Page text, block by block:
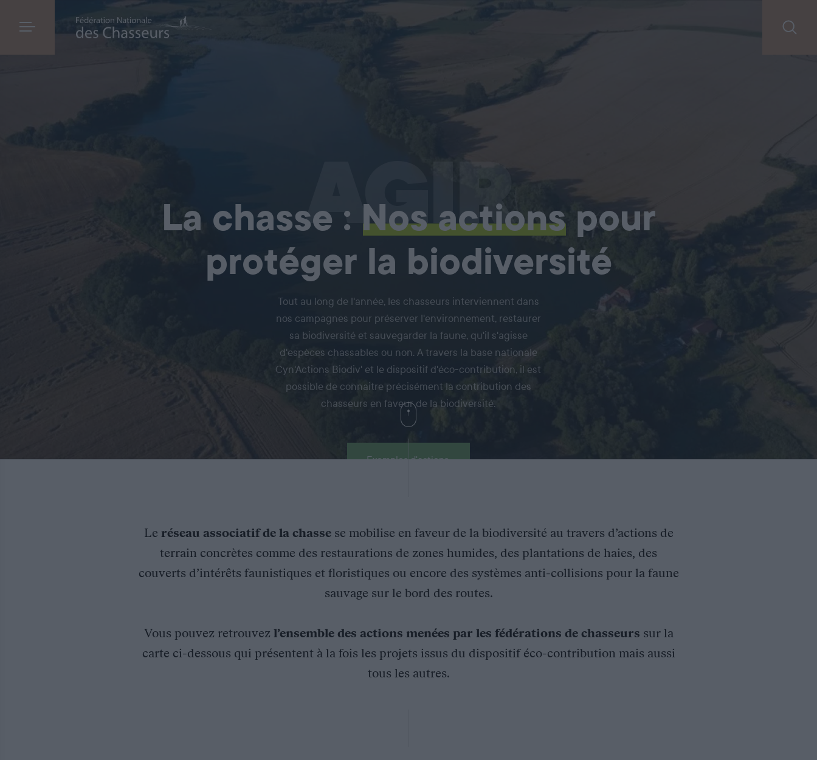
AGIR
La chasse : Nos actionspour
protéger la biodiversité
Tout au long de l'année, les chasseurs interviennent dans
nos campagnes pour préserver l'environnement, restaurer
sa biodiversité et sauvegarder la faune, qu'il s'agisse
d'espèces chassables ou non. A travers la base nationale
Cyn'Actions Biodiv' et le dispositif d'éco-contribution, il est
possible de connaitre précisément la contribution des
chasseurs en faveur de la biodiversité.
Exemples d'actions
Le réseau associatif de la chassese mobilise en faveur de la biodiversité au travers d’actions de
terrain concrètes comme des restaurations de zones humides, des plantations de haies, des
couverts d’intérêts faunistiques et floristiques ou encore des systèmes anti-collisions pour la faune
sauvage sur le bord des routes.
Vous pouvez retrouvez l’ensemble des actions menées par les fédérations de chasseurs sur la
carte ci-dessous qui présentent à la fois les projets issus du dispositif éco-contribution mais aussi
tous les autres.